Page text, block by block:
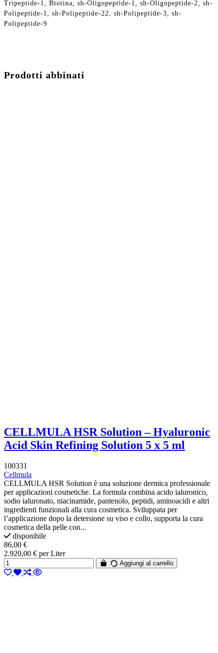
Tripeptide-1, Biotina, sh-Oligopeptide-1, sh-Oligopeptide-2, sh-
Polipeptide-1, sh-Polipeptide-22, sh-Polipeptide-3, sh-
Polipeptide-9
Prodotti abbinati
CELLMULA HSR Solution – Hyaluronic
Acid Skin Refining Solution 5 x 5 ml
100331
Cellmula
CELLMULA HSR Solution è una soluzione dermica professionale
per applicazioni cosmetiche. La formula combina acido ialuronico,
sodio ialuronato, niacinamide, pantenolo, peptidi, aminoacidi e altri
ingredienti funzionali alla cura cosmetica. Sviluppata per
l’applicazione dopo la detersione su viso e collo, supporta la cura
cosmetica della pelle con...
disponibile
86,00 €
2.920,00 € per Liter
Aggiungi al carrello